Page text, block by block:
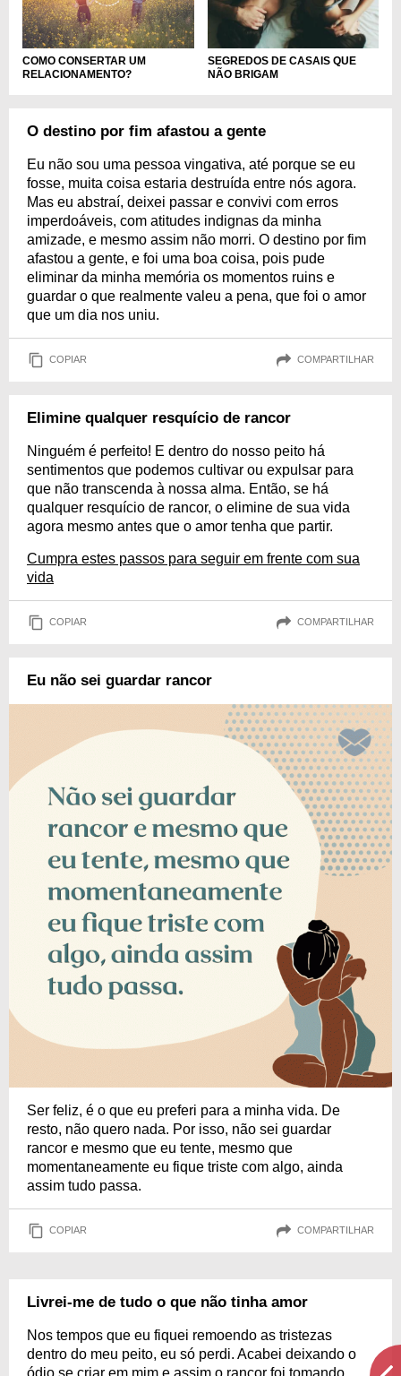
COMO CONSERTAR UM
RELACIONAMENTO?
SEGREDOS DE CASAIS QUE
NÃO BRIGAM
O destino por fim afastou a gente
Eu não sou uma pessoa vingativa, até porque se eu
fosse, muita coisa estaria destruída entre nós agora.
Mas eu abstraí, deixei passar e convivi com erros
imperdoáveis, com atitudes indignas da minha
amizade, e mesmo assim não morri. O destino por fim
afastou a gente, e foi uma boa coisa, pois pude
eliminar da minha memória os momentos ruins e
guardar o que realmente valeu a pena, que foi o amor
que um dia nos uniu.
COPIAR COMPARTILHAR
Elimine qualquer resquício de rancor
Ninguém é perfeito! E dentro do nosso peito há
sentimentos que podemos cultivar ou expulsar para
que não transcenda à nossa alma. Então, se há
qualquer resquício de rancor, o elimine de sua vida
agora mesmo antes que o amor tenha que partir.
Cumpra estes passos para seguir em frente com sua
vida
COPIAR COMPARTILHAR
Eu não sei guardar rancor
Ser feliz, é o que eu preferi para a minha vida. De
resto, não quero nada. Por isso, não sei guardar
rancor e mesmo que eu tente, mesmo que
momentaneamente eu fique triste com algo, ainda
assim tudo passa.
COPIAR COMPARTILHAR
Livrei-me de tudo o que não tinha amor
Nos tempos que eu fiquei remoendo as tristezas
dentro do meu peito, eu só perdi. Acabei deixando o
ódio se criar em mim e assim o rancor foi tomando